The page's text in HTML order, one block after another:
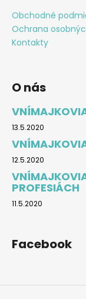
Obchodné
Ochrana
Kontakty
O nás
13.5.2020
12.5.2020
PROFESIÁCH
11.5.2020
Facebook